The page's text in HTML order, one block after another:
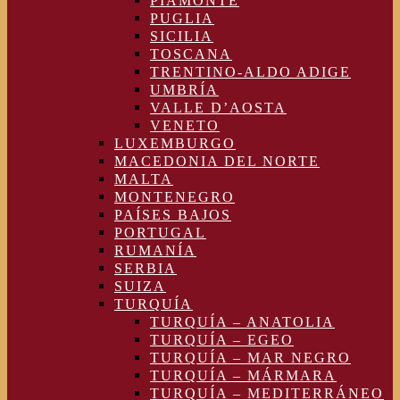
PUGLIA
SICILIA
TOSCANA
TRENTINO-ALDO ADIGE
UMBRÍA
VALLE D’AOSTA
VENETO
LUXEMBURGO
MACEDONIA DEL NORTE
MALTA
MONTENEGRO
PAÍSES BAJOS
PORTUGAL
RUMANÍA
SERBIA
SUIZA
TURQUÍA
TURQUÍA – ANATOLIA
TURQUÍA – EGEO
TURQUÍA – MAR NEGRO
TURQUÍA – MÁRMARA
TURQUÍA – MEDITERRÁNEO